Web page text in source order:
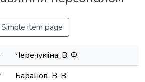
Simple item page
Черечукіна, В. Ф.
Баранов, В. В.